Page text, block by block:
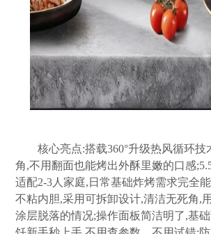
核心亮点:搭载360°升级热风循环
角,不用翻面也能烤出外酥里嫩的口感
适配2-3人家庭,日常基础炸烤需求完全
不粘内胆,采用可拆卸设计,清洁无死角,
涂层脱落的情况;操作面板简洁明了,基